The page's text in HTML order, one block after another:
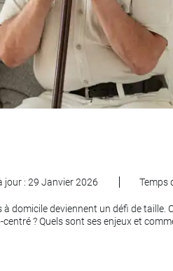
jour : 29 Janvier 2026 Temps
domicile deviennent un défi de taille.
? Quels sont ses enjeux et